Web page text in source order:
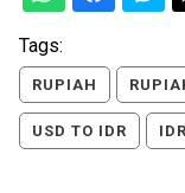
Tags:
RUPIAH
USD TO IDR